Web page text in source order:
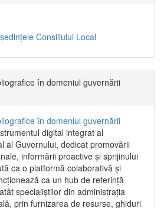
Consiliului Local
în domeniul guvernării
în domeniul guvernării
digital integrat al
al Guvernului, dedicat promovării
informării proactive și sprijinului
ca o platformă colaborativă și
ca un hub de referință
specialiștilor din administrația
prin furnizarea de resurse, ghiduri